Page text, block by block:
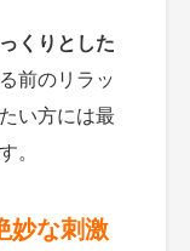
くりとした
前のリラッ
い方には最
。
妙な刺激